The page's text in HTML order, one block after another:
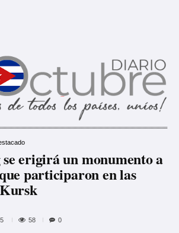
erigirá un monumento a
participaron en las
58 0